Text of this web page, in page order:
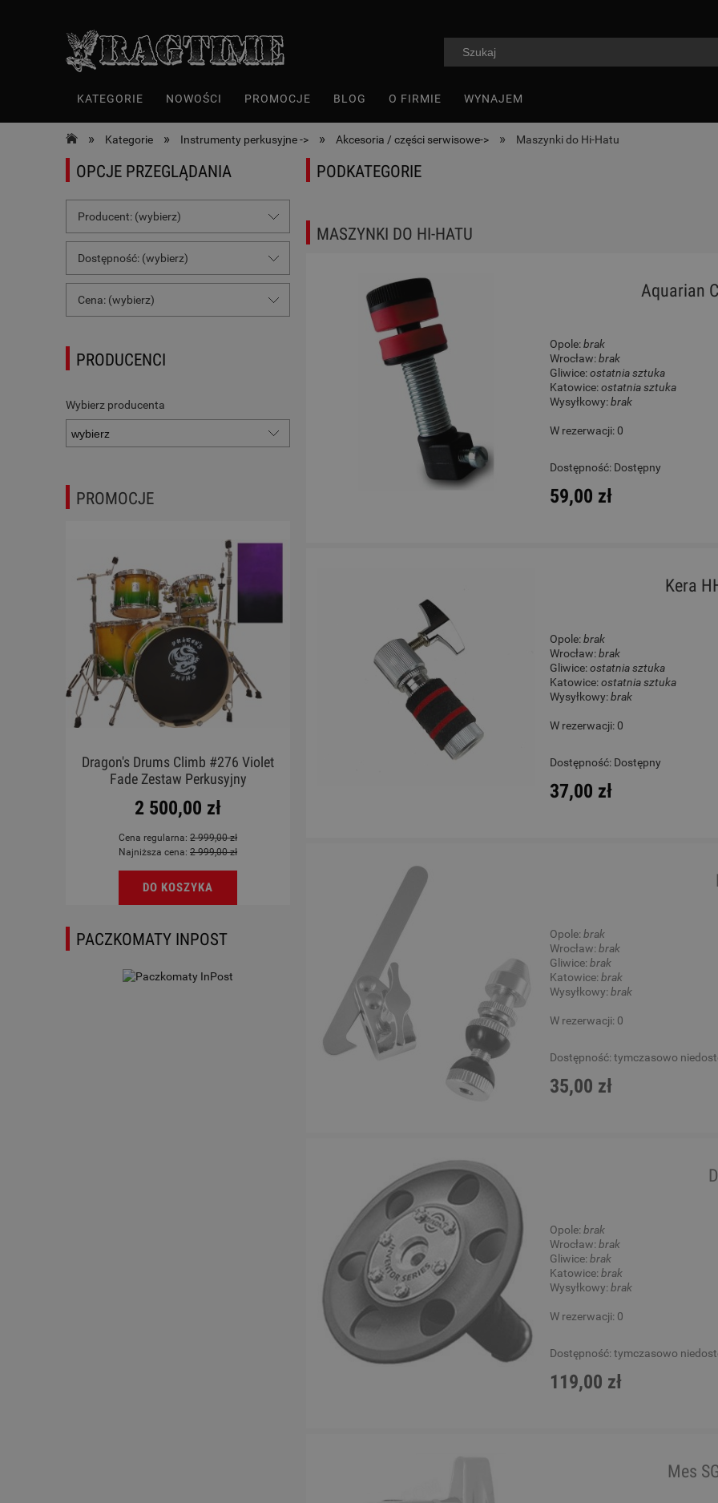
KATEGORIE NOWOŚCI PROMOCJE BLOG O FIRMIE WYNAJEM
» Kategorie » Instrumenty perkusyjne -> » Akcesoria / części serwisowe-> » Maszynki do Hi-Hatu
OPCJE PRZEGLĄDANIA
Producent: (wybierz)
Dostępność: (wybierz)
Cena: (wybierz)
PRODUCENCI
Wybierz producenta
PROMOCJE
Dragon's Drums Climb #276 Violet
Fade Zestaw Perkusyjny
2 500,00 zł
Cena regularna: 2 999,00 zł
Najniższa cena: 2 999,00 zł
DO KOSZYKA
Gitara Klasyczna 4/4 - Kremona
DO KOSZYKA
Ukulele - Chateau
PACZKOMATY INPOST
PODKATEGORIE
MASZYNKI DO HI-HATU
Aquarian
Opole:brak
Wrocław:brak
Gliwice:ostatnia sztuka
Katowice:ostatnia sztuka
Wysyłkowy:brak
W rezerwacji: 0
Dostępność: Dostępny
59,00 zł
Kera
Opole:brak
Wrocław:brak
Gliwice:ostatnia sztuka
Katowice:ostatnia sztuka
Wysyłkowy:brak
W rezerwacji: 0
Dostępność: Dostępny
37,00 zł
Opole:brak
Wrocław:brak
Gliwice:brak
Katowice:brak
Wysyłkowy:brak
W rezerwacji: 0
Dostępność: tymczasowo
35,00 zł
Opole:brak
Wrocław:brak
Gliwice:brak
Katowice:brak
Wysyłkowy:brak
W rezerwacji: 0
Dostępność: tymczasowo
119,00 zł
Mes